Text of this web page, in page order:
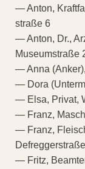
— Anton,
straße 6
— Anton, Dr.,
Museumstraße
— Anna
— Dora
— Elsa, Privat,
— Franz,
— Franz,
— Fritz,